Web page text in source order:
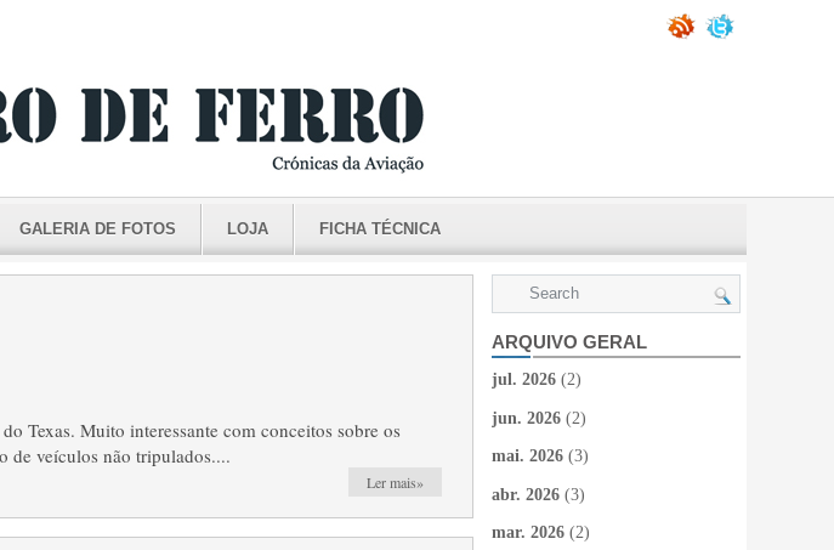
GALERIA DE FOTOS LOJA FICHA TÉCNICA
Texas. Muito interessante com conceitos sobre os
de veículos não tripulados....
Ler mais»
ARQUIVO GERAL
jul. 2026 (2)
jun. 2026 (2)
mai. 2026 (3)
abr. 2026 (3)
mar. 2026 (2)